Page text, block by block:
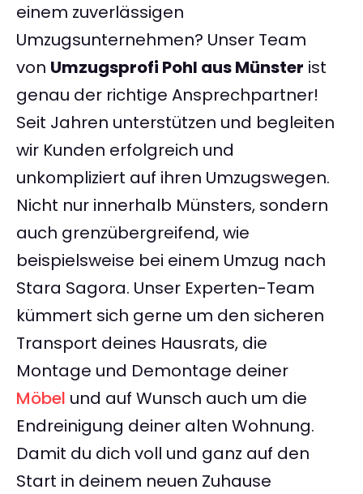
einem zuverlässigen
Umzugsunternehmen? Unser Team
von Umzugsprofi Pohl aus Münster ist
genau der richtige Ansprechpartner!
Seit Jahren unterstützen und begleiten
wir Kunden erfolgreich und
unkompliziert auf ihren Umzugswegen.
Nicht nur innerhalb Münsters, sondern
auch grenzübergreifend, wie
beispielsweise bei einem Umzug nach
Stara Sagora. Unser Experten-Team
kümmert sich gerne um den sicheren
Transport deines Hausrats, die
Montage und Demontage deiner
Möbel und auf Wunsch auch um die
Endreinigung deiner alten Wohnung.
Damit du dich voll und ganz auf den
Start in deinem neuen Zuhause